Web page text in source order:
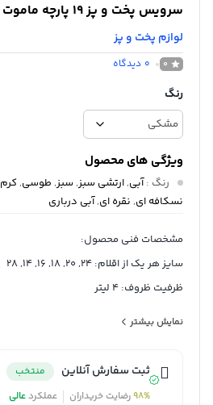
سرویس پخت و پز 19 پارچه ماموت کد 003
لوازم پخت و پز
0
0 دیدگاه
رنگ
ویژگی های محصول
رنگ :آبی,ارتشی سبز, سبز, طوسی, کرم
نسکافه ای, نقره ای,آبی درباری
مشخصات فنی محصول:
سایز هر یک از اقلام: 24, 20, 18, 16, 14, 28
ظرفیت ظروف: 4 لیتر
ساختار بدنه: آلومینیوم
جنس روکش: گرانیت
نمایش بیشتر
ثبت سفارش آنلاین
منتخب
98%رضایت خریداران عملکردعالی